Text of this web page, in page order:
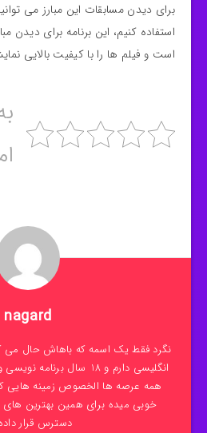
برای دیدن مسابقات این مبارز می
استفاده کنیم، این برنامه برای دیدن
است و فیلم ها را با کیفیت بالایی
nagard
نگرد فقط یک اسمه که باهاش حال می
انگلیسی دارم و 18 سال
همه عرصه ها الخصوص زمینه هایی
خوبی میده برای همین بهترین های
دسترس قرار